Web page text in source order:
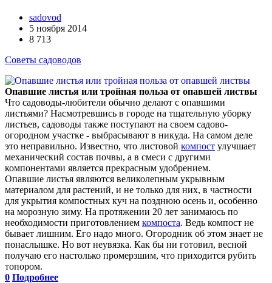
sadovod
5 ноября 2014
8 713
Советы садоводов
Опавшие листья или тройная польза от опавшей листвы
Что садоводы-любители обычно делают с опавшими
листьями? Насмотревшись в городе на тщательную уборку
листьев, садоводы также поступают на своем садово-
огородном участке - выбрасывают в никуда. На самом деле
это неправильно. Известно, что листовой компост улучшает
механический состав почвы, а в смеси с другими
компонентами является прекрасным удобрением.
Опавшие листья являются великолепным укрывным
материалом для растений, и не только для них, в частности
для укрытия компостных куч на позднюю осень и, особенно
на морозную зиму. На протяжении 20 лет занимаюсь по
необходимости приготовлением компоста. Ведь компост не
бывает лишним. Его надо много. Огородник об этом знает не
понаслышке. Но вот неувязка. Как бы ни готовил, весной
получаю его настолько промерзшим, что приходится рубить
топором.
0 Подробнее